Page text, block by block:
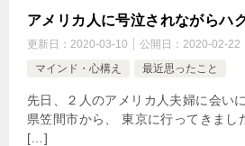
アメリカ人に号泣されながらハ
更新日： 2020-03-10 公開日： 2020-02-22
マインド・心構え
最近思ったこと
先日、２人のアメリカ人夫婦に会い
県笠間市から、 東京に行ってきまし
[…]